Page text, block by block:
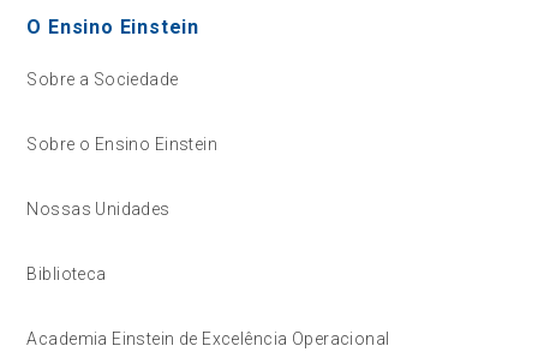
O Ensino Einstein
Sobre a Sociedade
Sobre o Ensino Einstein
Nossas Unidades
Biblioteca
Academia Einstein de Excelência Operacional